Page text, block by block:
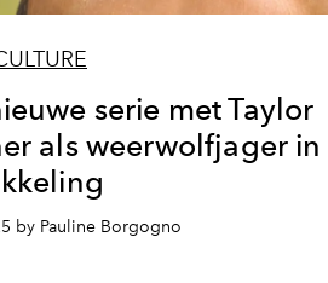
serie met Taylor
als weerwolfjager in
by Pauline Borgogno